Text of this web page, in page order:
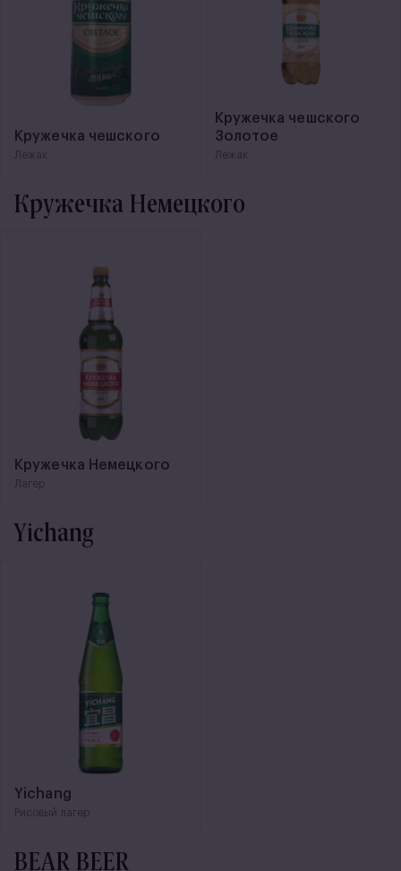
Кружечка чешского
Лежак
Кружечка чешского
Золотое
Лежак
Кружечка Немецкого
Кружечка Немецкого
Лагер
Yichang
Yichang
Рисовый лагер
BEAR BEER